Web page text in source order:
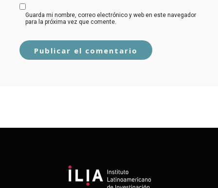
Guarda mi nombre, correo electrónico y web en este navegador
para la próxima vez que comente.